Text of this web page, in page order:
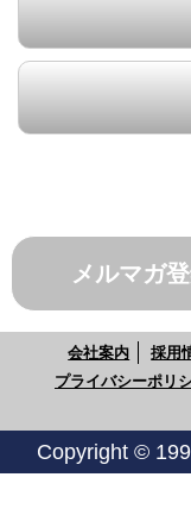
メルマガ
会社案内 採用
プライバシーポリ
Copyright ©